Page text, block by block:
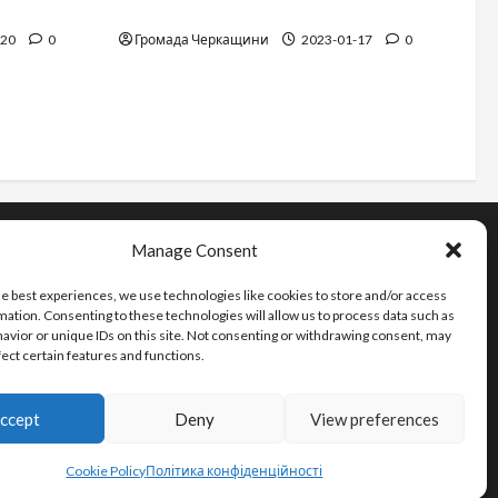
Manage Consent
best experiences, we use technologies like cookies to store and/or access
Consenting to these technologies will allow us to process data such as
or unique IDs on this site. Not consenting or withdrawing consent, may
certain features and functions.
Deny View preferences
Cookie PolicyПолітика конфіденційності
0 Громада Черкащини 2023-01-17 0
Інформація
Про видання
Принципи редакції
Політика конфіденційності